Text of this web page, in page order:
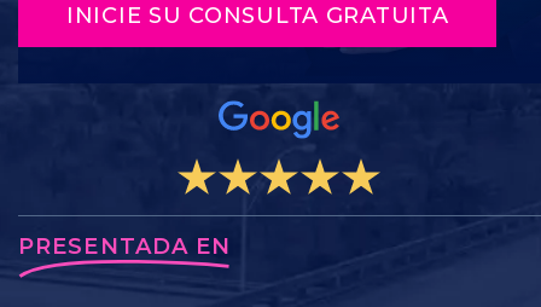
INICIE SU CONSULTA GRATUITA
PRESENTADA EN